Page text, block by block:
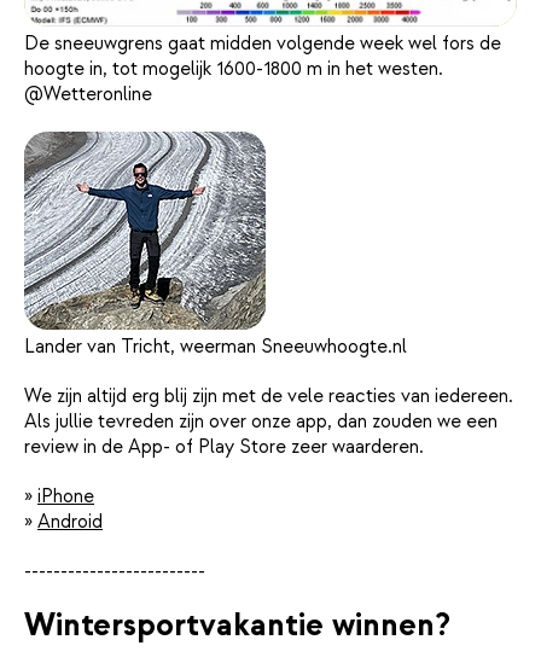
De sneeuwgrens gaat midden volgende week wel fors de
hoogte in, tot mogelijk 1600-1800 m in het westen.
@Wetteronline
Lander van Tricht, weerman Sneeuwhoogte.nl
We zijn altijd erg blij zijn met de vele reacties van iedereen.
Als jullie tevreden zijn over onze app, dan zouden we een
review in de App- of Play Store zeer waarderen.
» iPhone
» Android
-------------------------
Wintersportvakantie winnen?